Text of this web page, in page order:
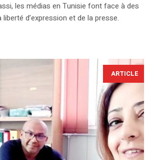
les médias en Tunisie font face à des
d’expression et de la presse.
ARTICLE